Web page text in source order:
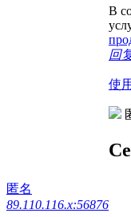
В
回
使
匿名
89.110.116.x:56876